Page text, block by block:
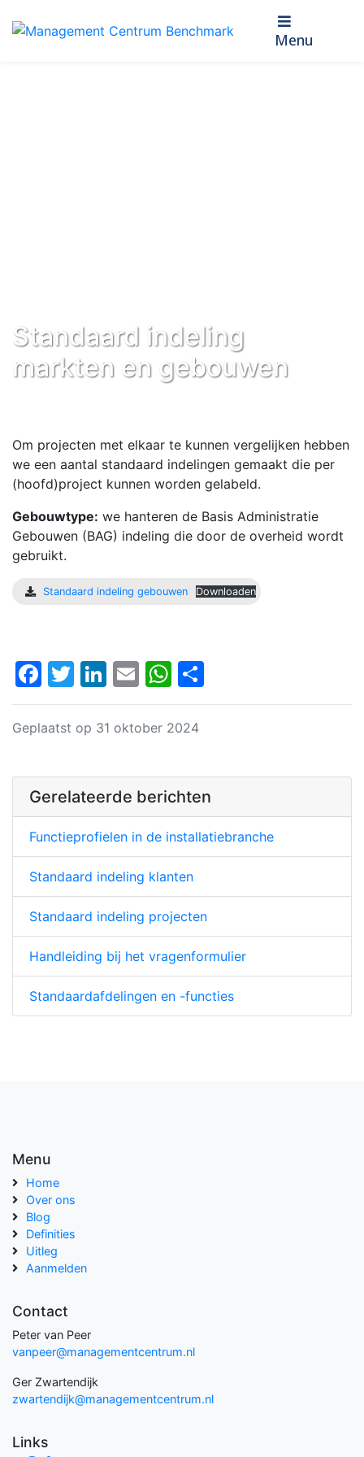
Menu
Standaard indeling
markten en gebouwen
Om projecten met elkaar te kunnen vergelijken hebben
we een aantal standaard indelingen gemaakt die per
(hoofd)project kunnen worden gelabeld.
Gebouwtype: we hanteren de Basis Administratie
Gebouwen (BAG) indeling die door de overheid wordt
gebruikt.
Standaard indeling gebouwen Downloaden
Facebook
Twitter
LinkedIn
EmailWhatsApp
Geplaatst op 31 oktober 2024
Gerelateerde berichten
Functieprofielen in de installatiebranche
Standaard indeling klanten
Standaard indeling projecten
Handleiding bij het vragenformulier
Standaardafdelingen en -functies
Menu
Home
Over ons
Blog
Definities
Uitleg
Aanmelden
Contact
Peter van Peer
vanpeer@managementcentrum.nl
Ger Zwartendijk
zwartendijk@managementcentrum.nl
Links